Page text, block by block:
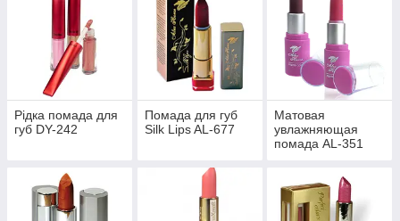
Рідка помада для
губ DY-242
Помада для губ
Silk Lips AL-677
Матовая
увлажняющая
помада AL-351